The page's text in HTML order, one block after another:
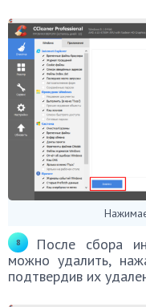
После сбора
можно удалить,
подтвердив их